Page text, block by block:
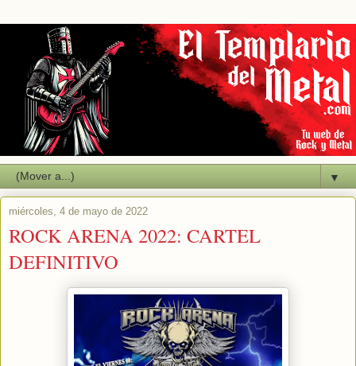
▼
miércoles, 4 de mayo de 2022
ROCK ARENA 2022: CARTEL
DEFINITIVO